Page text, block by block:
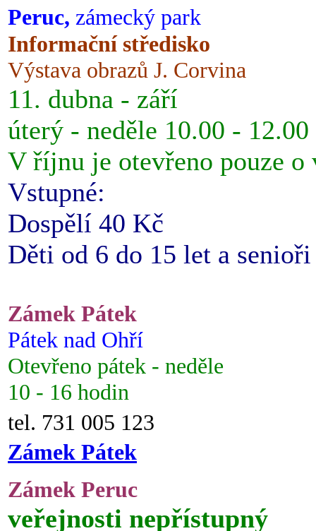
Peruc, zámecký park
Informační středisko
Výstava obrazů J. Corvina
11. dubna - září
úterý - neděle 10.00 -
V říjnu je otevřeno pouze o
Vstupné:
Dospělí 40 Kč
Děti od 6 do 15 let a
Zámek Pátek
Pátek nad Ohří
Otevřeno pátek - neděle
10 - 16 hodin
tel. 731 005 123
Zámek Pátek
Zámek Peruc
veřejnosti nepřístupný